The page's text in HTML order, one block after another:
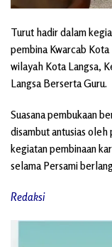
Turut hadir dalam
pembina Kwarcab
wilayah Kota Langsa,
Langsa Berserta Guru.
Suasana pembukaan
disambut antusias oleh
kegiatan pembinaan
selama Persami
Redaksi